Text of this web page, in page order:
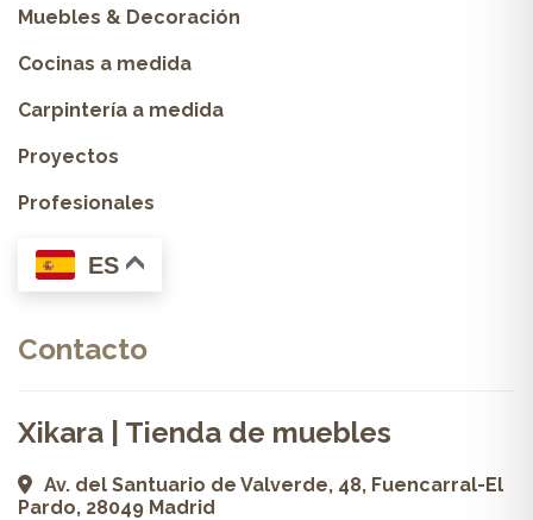
Muebles & Decoración
Cocinas a medida
Carpintería a medida
Proyectos
Profesionales
ES
Contacto
Xikara | Tienda de muebles
Av. del Santuario de Valverde, 48, Fuencarral-El
Pardo, 28049 Madrid